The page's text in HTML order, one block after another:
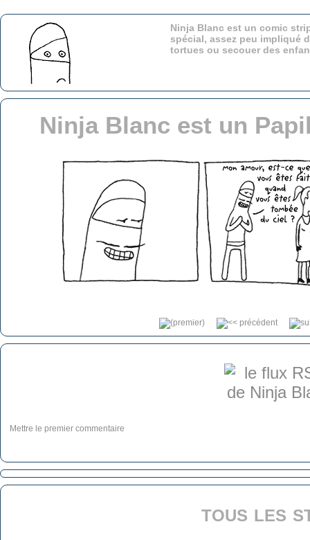
Ninja Blanc est un comic
spécial, assez peu impliqué
tortues ou secouer des
Ninja Blanc est un
Mettre le premier commentaire
tous les